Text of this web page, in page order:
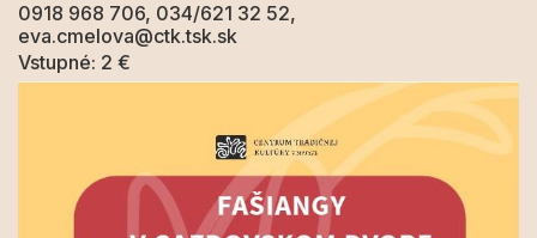
0918 968 706, 034/621 32 52,
eva.cmelova@ctk.tsk.sk
Vstupné: 2 €